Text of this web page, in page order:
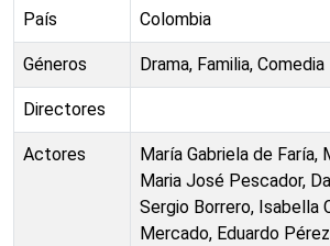
País Colombia
Géneros Drama, Familia, Comedia
Directores
Actores
María Gabriela de Faría,
Maria José Pescador,
Sergio Borrero, Isabella
Mercado, Eduardo Pérez